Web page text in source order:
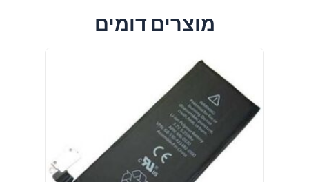
מוצרים דומים